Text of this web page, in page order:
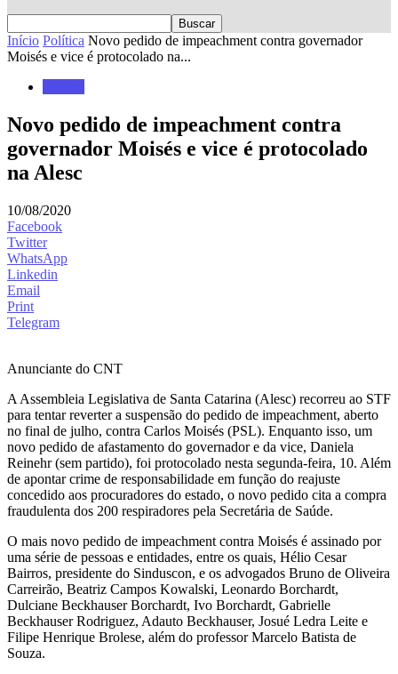
Início Política Novo pedido de impeachment contra governador
Moisés e vice é protocolado na...
Novo pedido de impeachment contra
governador Moisés e vice é protocolado
na Alesc
10/08/2020
Facebook
Twitter
WhatsApp
Linkedin
Email
Print
Telegram
Anunciante do CNT
A Assembleia Legislativa de Santa Catarina (Alesc) recorreu ao STF
para tentar reverter a suspensão do pedido de impeachment, aberto
no final de julho, contra Carlos Moisés (PSL). Enquanto isso, um
novo pedido de afastamento do governador e da vice, Daniela
Reinehr (sem partido), foi protocolado nesta segunda-feira, 10. Além
de apontar crime de responsabilidade em função do reajuste
concedido aos procuradores do estado, o novo pedido cita a compra
fraudulenta dos 200 respiradores pela Secretária de Saúde.
O mais novo pedido de impeachment contra Moisés é assinado por
uma série de pessoas e entidades, entre os quais, Hélio Cesar
Bairros, presidente do Sinduscon, e os advogados Bruno de Oliveira
Carreirão, Beatriz Campos Kowalski, Leonardo Borchardt,
Dulciane Beckhauser Borchardt, Ivo Borchardt, Gabrielle
Beckhauser Rodriguez, Adauto Beckhauser, Josué Ledra Leite e
Filipe Henrique Brolese, além do professor Marcelo Batista de
Souza.